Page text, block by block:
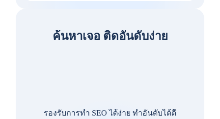
ค้นหาเจอ ติดอันดับง่าย
รองรับการทำ SEO ได้ง่าย ทำอันดับได้ดี